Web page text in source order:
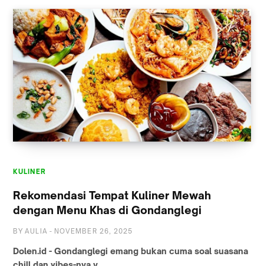
KULINER
Rekomendasi Tempat Kuliner Mewah
dengan Menu Khas di Gondanglegi
BY AULIA - NOVEMBER 26, 2025
Dolen.id - Gondanglegi emang bukan cuma soal suasana